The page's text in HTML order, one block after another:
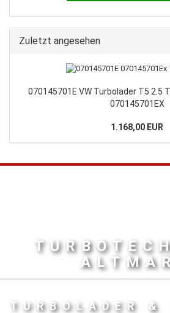
Zuletzt angesehen
070145701E VW Turbolader T5 2.5
070145701EX
1.168,00 EUR
TURBOLADER &